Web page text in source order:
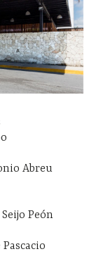
Abreu
Peón